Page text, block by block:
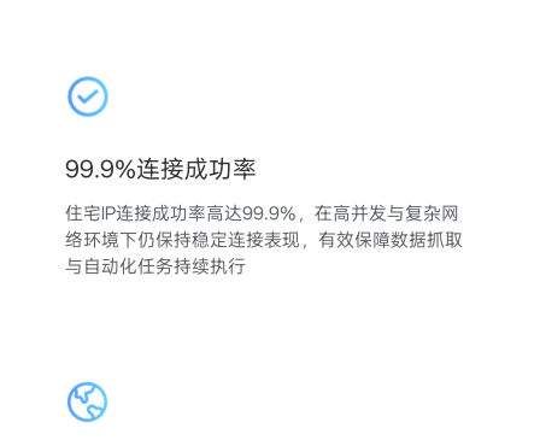
99.9%连接成功率
住宅IP连接成功率高达99.9%，在高并发与复杂网
络环境下仍保持稳定连接表现，有效保障数据抓取
与自动化任务持续执行